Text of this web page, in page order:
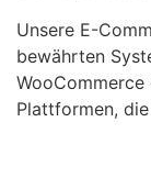
Unsere E-
bewährten
Plattformen,